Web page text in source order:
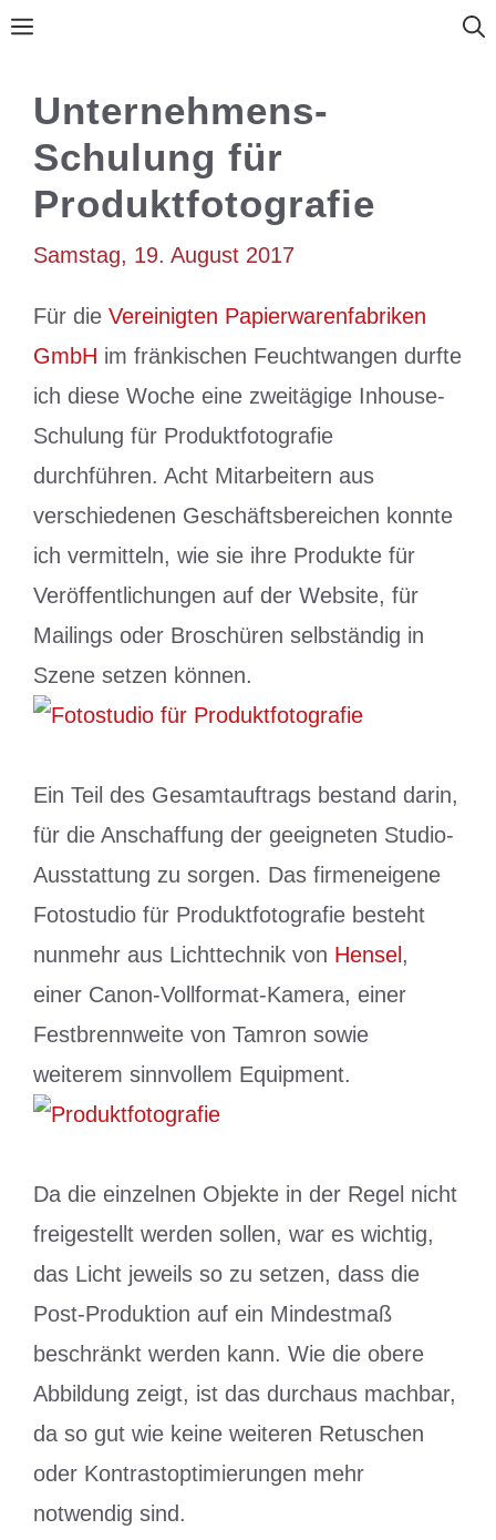
Zum
springen
Menü
Unternehmens-
Schulung für
Produktfotografie
Samstag, 19. August 2017
Für die Vereinigten Papierwarenfabriken
GmbH im fränkischen Feuchtwangen durfte
ich diese Woche eine zweitägige Inhouse-
Schulung für Produktfotografie
durchführen. Acht Mitarbeitern aus
verschiedenen Geschäftsbereichen konnte
ich vermitteln, wie sie ihre Produkte für
Veröffentlichungen auf der Website, für
Mailings oder Broschüren selbständig in
Szene setzen können.
Ein Teil des Gesamtauftrags bestand darin,
für die Anschaffung der geeigneten Studio-
Ausstattung zu sorgen. Das firmeneigene
Fotostudio für Produktfotografie besteht
nunmehr aus Lichttechnik von Hensel ,
einer Canon-Vollformat-Kamera, einer
Festbrennweite von Tamron sowie
weiterem sinnvollem Equipment.
Da die einzelnen Objekte in der Regel nicht
freigestellt werden sollen, war es wichtig,
das Licht jeweils so zu setzen, dass die
Post-Produktion auf ein Mindestmaß
beschränkt werden kann. Wie die obere
Abbildung zeigt, ist das durchaus machbar,
da so gut wie keine weiteren Retuschen
oder Kontrastoptimierungen mehr
notwendig sind.